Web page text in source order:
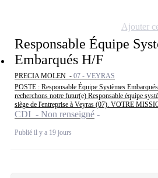
Responsable Équipe
Embarqués H/F
PRECIA MOLEN - 07 - VEYRAS
POSTE : Responsable Équipe Systèmes
recherchons notre futur(e) Responsable équipe
siège de l'entreprise à Veyras (07). VOTRE
CDI - Non renseigné
Publié il y a 19 jours
Ajouter